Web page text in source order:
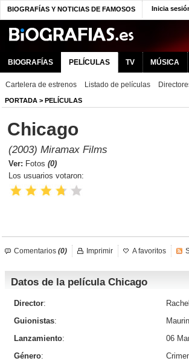
BIOGRAFÍAS Y NOTICIAS DE FAMOSOS Inicia
BIOGRAFÍAS PELÍCULAS TV MÚSICA
Cartelera de estrenos Listado de películas
PORTADA > PELÍCULAS
Chicago
(2003) Miramax Films
Ver: Fotos (0)
Los usuarios votaron:
Comentarios (0) Imprimir A favoritos
Datos de la película Chicago
Director:
Guionistas:
Lanzamiento:
06
Género: